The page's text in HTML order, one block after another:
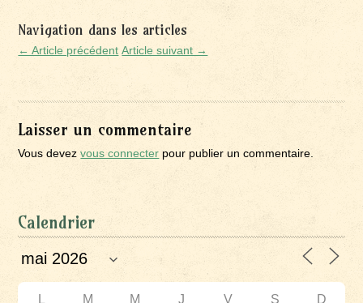
Navigation dans les articles
← Article précédent Article suivant →
Laisser un commentaire
Vous devezvous connecter pour publier un commentaire.
Calendrier
L M M J V S D